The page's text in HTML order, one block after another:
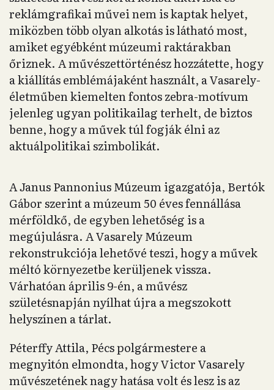
reklámgrafikai művei nem is kaptak helyet,
miközben több olyan alkotás is látható most,
amiket egyébként múzeumi raktárakban
őriznek. A művészettörténész hozzátette, hogy
a kiállítás emblémájaként használt, a Vasarely-
életműben kiemelten fontos zebra-motívum
jelenleg ugyan politikailag terhelt, de biztos
benne, hogy a művek túl fogják élni az
aktuálpolitikai szimbolikát.
A Janus Pannonius Múzeum igazgatója, Bertók
Gábor szerint a múzeum 50 éves fennállása
mérföldkő, de egyben lehetőség is a
megújulásra. A Vasarely Múzeum
rekonstrukciója lehetővé teszi, hogy a művek
méltó környezetbe kerüljenek vissza.
Várhatóan április 9-én, a művész
születésnapján nyílhat újra a megszokott
helyszínen a tárlat.
Péterffy Attila, Pécs polgármestere a
megnyitón elmondta, hogy Victor Vasarely
művészetének nagy hatása volt és lesz is az